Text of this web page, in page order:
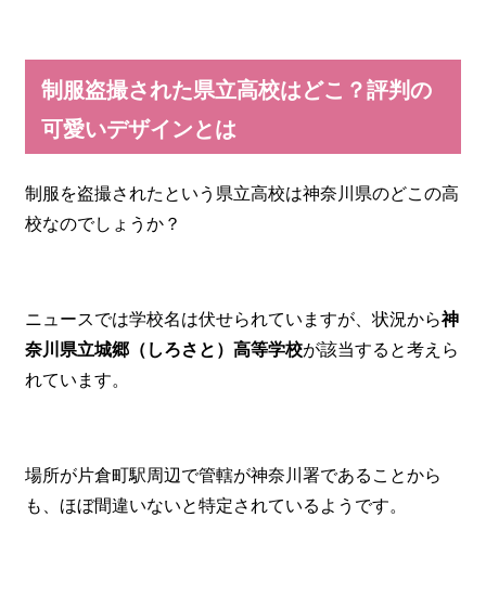
制服盗撮された県立高校はどこ？評判の
可愛いデザインとは
制服を盗撮されたという県立高校は神奈川県のどこの高
校なのでしょうか？
ニュースでは学校名は伏せられていますが、状況から神
奈川県立城郷（しろさと）高等学校が該当すると考えら
れています。
場所が片倉町駅周辺で管轄が神奈川署であることから
も、ほぼ間違いないと特定されているようです。